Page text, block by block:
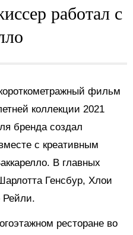
работал с
фильм
коллекции 2021
бренда создал
с креативным
В главных
Генсбур, Хлои
ресторане во